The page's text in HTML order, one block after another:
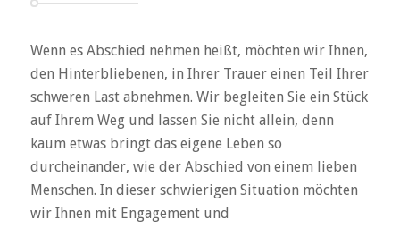
Wenn es Abschied nehmen heißt, möchten wir Ihnen,
den Hinterbliebenen, in Ihrer Trauer einen Teil Ihrer
schweren Last abnehmen. Wir begleiten Sie ein Stück
auf Ihrem Weg und lassen Sie nicht allein, denn
kaum etwas bringt das eigene Leben so
durcheinander, wie der Abschied von einem lieben
Menschen. In dieser schwierigen Situation möchten
wir Ihnen mit Engagement und